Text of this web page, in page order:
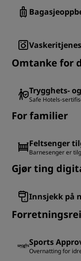
Omtanke for
Trygghets-
Safe Hotels-
For familier
Feltsenger
Barnesenger er
Gjør ting
Innsjekk på
Sports
Overnatting for